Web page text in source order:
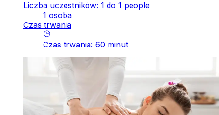
Liczba uczestników: 1 do 1 people
1 osoba
Czas trwania
Czas trwania: 60 minut